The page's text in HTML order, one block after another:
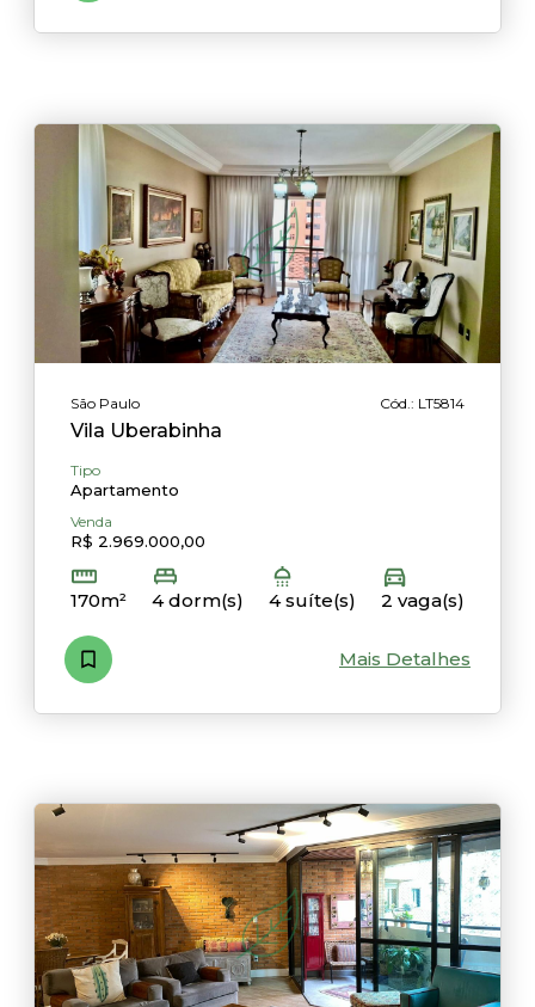
São Paulo Cód.: LT5814
Vila Uberabinha
Tipo
Apartamento
Venda
R$ 2.969.000,00
170m² 4 dorm(s) 4 suíte(s) 2 vaga(s)
Mais Detalhes